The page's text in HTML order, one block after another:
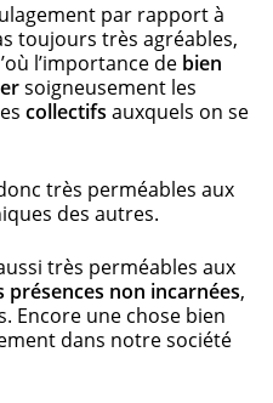
par rapport à
toujours très agréables,
l’importance de bien
soigneusement les
collectifs auxquels on se
très perméables aux
des autres.
très perméables aux
présences non incarnées,
Encore une chose bien
dans notre société